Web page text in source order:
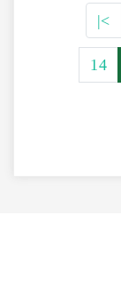
|<
14